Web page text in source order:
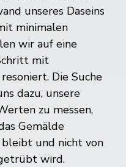
unseres Daseins
minimalen
wir auf eine
mit
Die Suche
dazu, unsere
zu messen,
Gemälde
und nicht von
wird.